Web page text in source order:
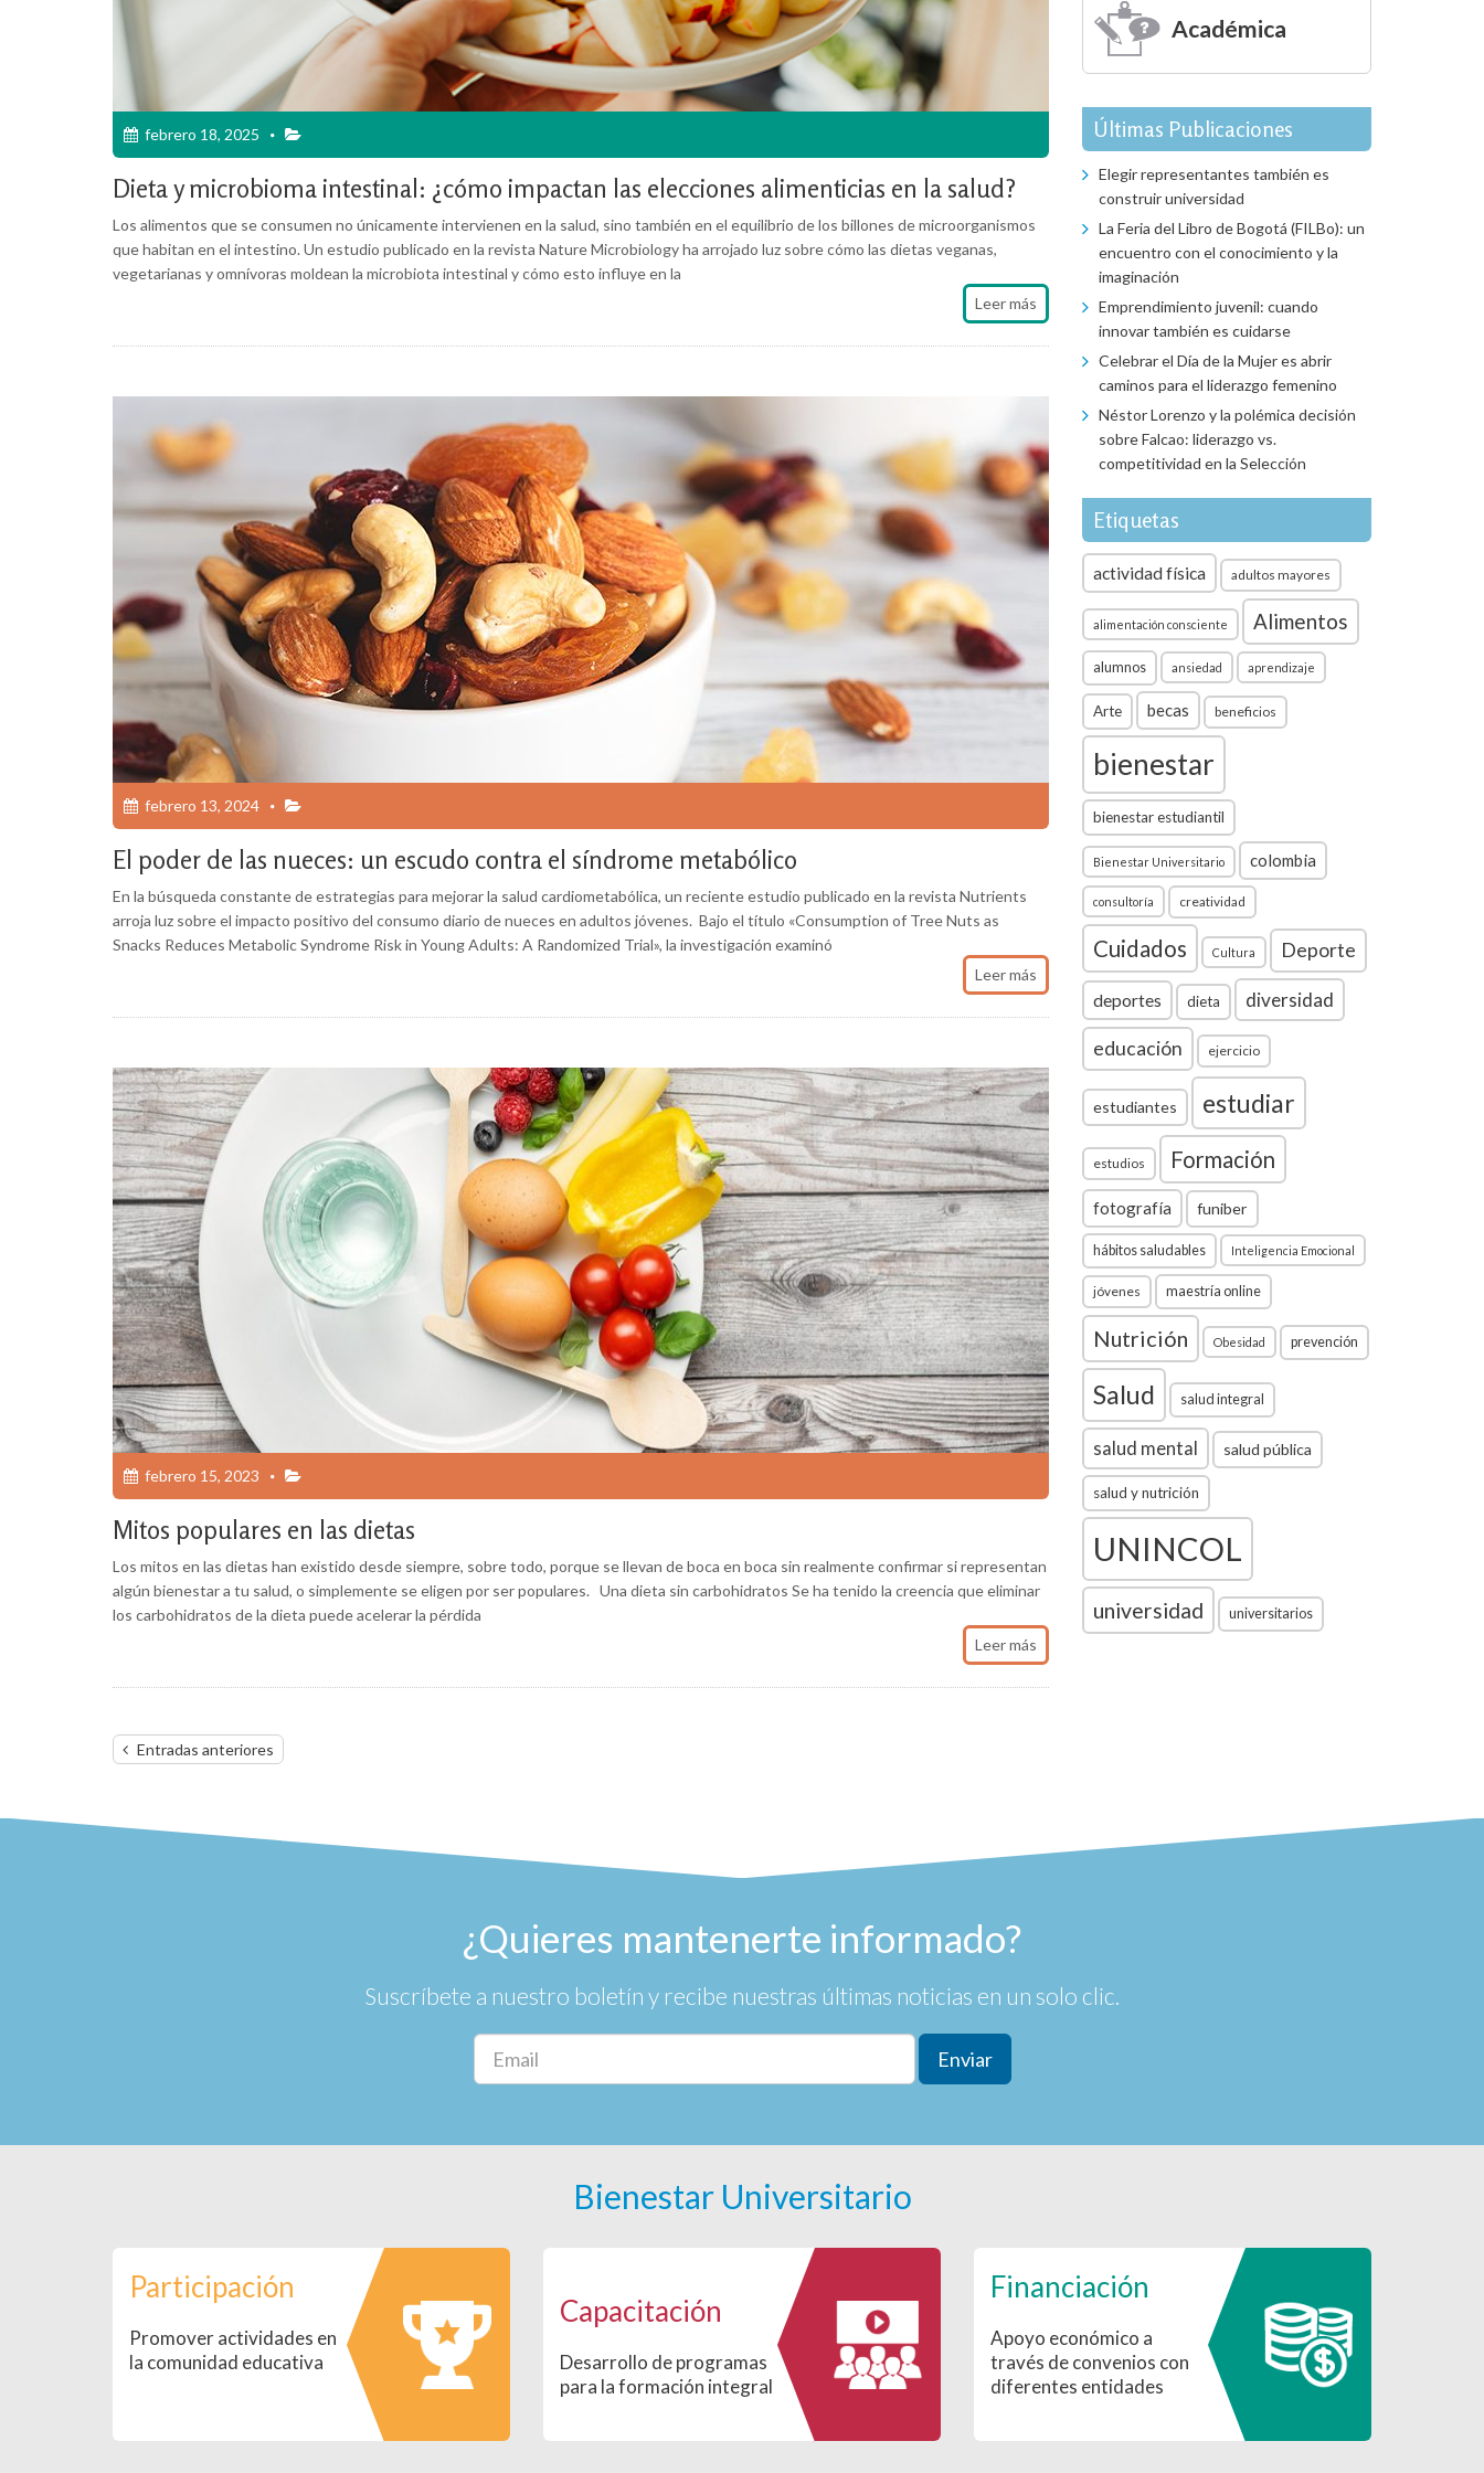
febrero 18, 2025
Dieta y microbioma intestinal: ¿cómo impactan las elecciones alimenticias en la salud?
Los alimentos que se consumen no únicamente intervienen en la salud, sino también en el equilibrio de los billones de microorganismos
que habitan en el intestino. Un estudio publicado en la revista Nature Microbiology ha arrojado luz sobre cómo las dietas veganas,
vegetarianas y omnívoras moldean la microbiota intestinal y cómo esto influye en la
Leer más
febrero 13, 2024
El poder de las nueces: un escudo contra el síndrome metabólico
En la búsqueda constante de estrategias para mejorar la salud cardiometabólica, un reciente estudio publicado en la revista Nutrients
arroja luz sobre el impacto positivo del consumo diario de nueces en adultos jóvenes. Bajo el título «Consumption of Tree Nuts as
Snacks Reduces Metabolic Syndrome Risk in Young Adults: A Randomized Trial», la investigación examinó
Leer más
febrero 15, 2023
Mitos populares en las dietas
Los mitos en las dietas han existido desde siempre, sobre todo, porque se llevan de boca en boca sin realmente confirmar si representan
algún bienestar a tu salud, o simplemente se eligen por ser populares. Una dieta sin carbohidratos Se ha tenido la creencia que eliminar
los carbohidratos de la dieta puede acelerar la pérdida
Leer más
Navegación
Entradas anteriores
Académica
Últimas Publicaciones
Elegir representantes también es
construir universidad
La Feria del Libro de Bogotá (FILBo): un
encuentro con el conocimiento y la
imaginación
Emprendimiento juvenil: cuando
innovar también es cuidarse
Celebrar el Día de la Mujer es abrir
caminos para el liderazgo femenino
Néstor Lorenzo y la polémica decisión
sobre Falcao: liderazgo vs.
competitividad en la Selección
Etiquetas
actividad física adultos mayores
alimentación consciente Alimentos
alumnos ansiedad aprendizaje
Arte becas beneficios
bienestar
bienestar estudiantil
Bienestar Universitario colombia
consultoría creatividad
Cuidados Cultura Deporte
deportes dieta diversidad
educación ejercicio
estudiantes estudiar
estudios Formación
fotografía funiber
hábitos saludables Inteligencia Emocional
jóvenes maestría online
Nutrición Obesidad prevención
Salud salud integral
salud mental salud pública
salud y nutrición
UNINCOL
universidad universitarios
¿Quieres mantenerte informado?
Suscríbete a nuestro boletín y recibe nuestras últimas noticias en un solo clic.
Enviar
Bienestar Universitario
Participación
Promover actividades en
la comunidad educativa
Capacitación
Desarrollo de programas
para la formación integral
Financiación
Apoyo económico a
través de convenios con
diferentes entidades